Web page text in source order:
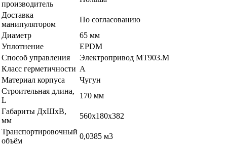
производитель
Доставка
манипулятором
По согласованию
Диаметр
65 мм
Уплотнение
EPDM
Способ управления
Электропривод МТ903.M
Класс герметичности A
Материал корпуса
Чугун
Строительная длина,
L
170 мм
Габариты ДхШхВ,
мм
560х180х382
Транспортировочный
объём
0,0385 м3